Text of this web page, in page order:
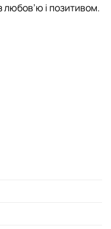
і позитивом.